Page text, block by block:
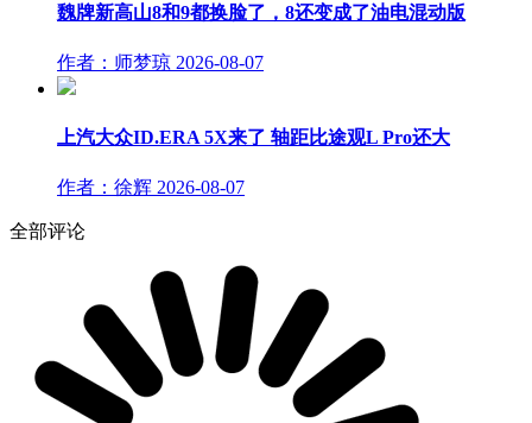
魏牌新高山8和9都换脸了，8还变成了油电混动版
作者：师梦琼 2026-08-07
上汽大众ID.ERA 5X来了 轴距比途观L Pro还大
作者：徐辉 2026-08-07
全部评论